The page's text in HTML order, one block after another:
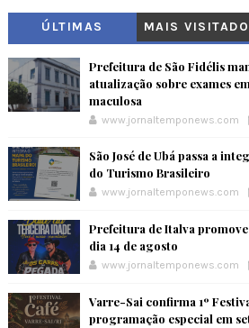
ÚLTIMAS MAIS
Prefeitura de São Fidélis
atualização sobre exames
maculosa
www.jornaltemponews.com
São José de Ubá passa a
do Turismo Brasileiro
www.jornaltemponews.com
Prefeitura de Italva
dia 14 de agosto
www.jornaltemponews.com
Varre-Sai confirma 1º
programação especial em